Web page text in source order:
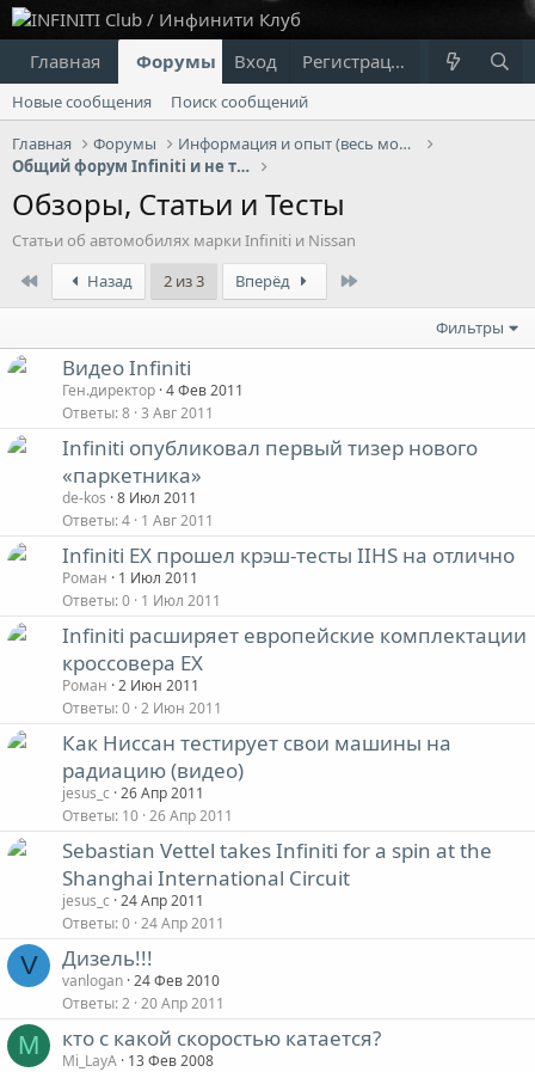
Главная Форумы Что нового?
Вход Регистрация
Новые сообщения
Поиск сообщений
Главная
Форумы
Информация и опыт (весь модельный ряд Infiniti)
Общий форум Infiniti и не только...
Обзоры, Статьи и Тесты
Статьи об автомобилях марки Infiniti и Nissan
Назад 2 из 3 Вперёд
Фильтры
Видео Infiniti
Ген.директор 4 Фев 2011
Ответы 8 3 Авг 2011
Infiniti опубликовал первый тизер нового
«паркетника»
de-kos 8 Июл 2011
Ответы 4 1 Авг 2011
Infiniti EX прошел крэш-тесты IIHS на отлично
Роман
1 Июл 2011
Ответы 0 1 Июл 2011
Infiniti расширяет европейские комплектации
кроссовера EX
Роман 2 Июн 2011
Ответы 0 2 Июн 2011
Как Ниссан тестирует свои машины на
радиацию (видео)
jesus_c 26 Апр 2011
Ответы 10 26 Апр 2011
Sebastian Vettel takes Infiniti for a spin at the
Shanghai International Circuit
jesus_c 24 Апр 2011
Ответы 0 24 Апр 2011
V Дизель!!!
vanlogan 24 Фев 2010
Ответы 2 20 Апр 2011
M кто с какой скоростью катается?
Mi_LayA 13 Фев 2008